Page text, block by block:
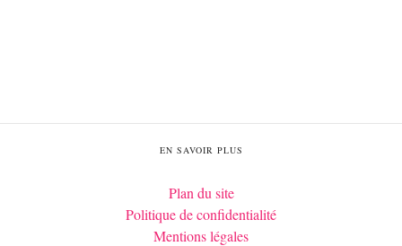
EN SAVOIR PLUS
Plan du site
Politique de confidentialité
Mentions légales